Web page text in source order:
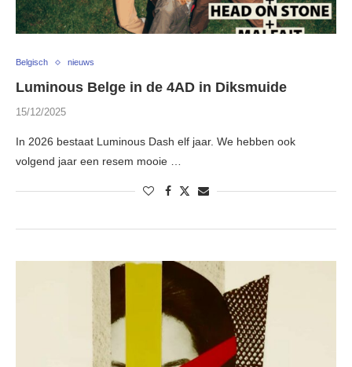
Belgisch nieuws
Luminous Belge in de 4AD in Diksmuide
15/12/2025
In 2026 bestaat Luminous Dash elf jaar. We hebben ook
volgend jaar een resem mooie …